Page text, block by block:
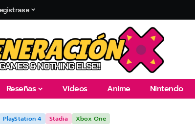
Reseñas Vídeos Anime Nintendo
PlayStation 4 Stadia Xbox One